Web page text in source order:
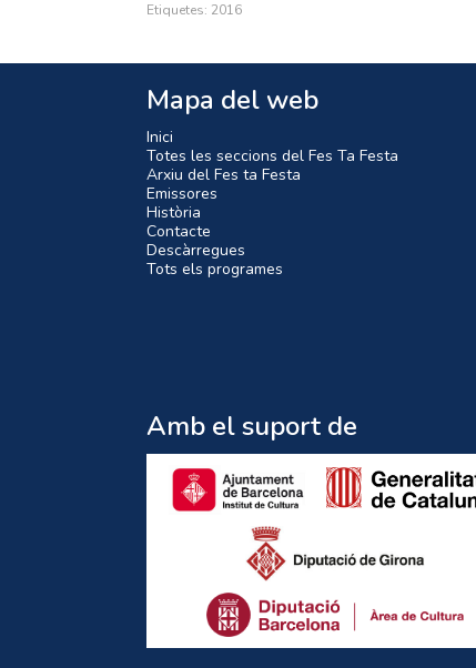
Etiquetes: 2016
Mapa del web
Inici
Totes les seccions del Fes Ta Festa
Arxiu del Fes ta Festa
Emissores
Història
Contacte
Descàrregues
Tots els programes
Amb el suport de